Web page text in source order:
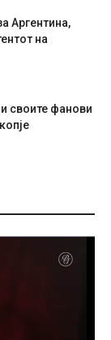
Аргентина,
на
своите фанови